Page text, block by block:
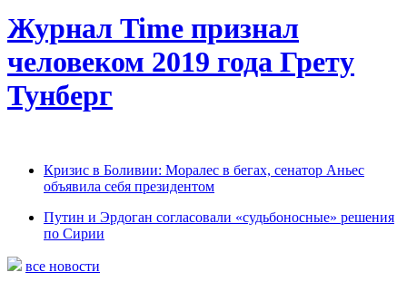
Журнал Time признал
человеком 2019 года Грету
Тунберг
Кризис в Боливии: Моралес в бегах, сенатор Аньес
объявила себя президентом
Путин и Эрдоган согласовали «судьбоносные» решения
по Сирии
все новости